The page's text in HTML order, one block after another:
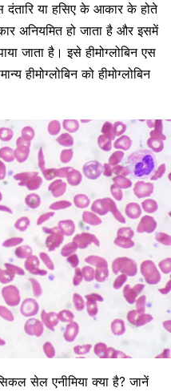
दंतारि या हसिए के आकार के होते
अनियमित हो जाता है और इसमें
जाता है। इसे हीमोग्लोबिन एस
हीमोग्लोबिन को हीमोग्लोबिन
सेल एनीमिया क्या है? जानें